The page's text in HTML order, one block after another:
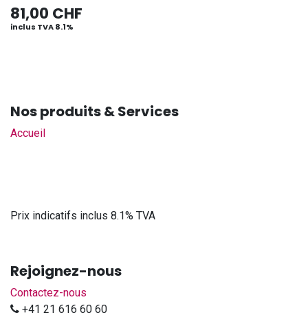
81,00 CHF
inclus TVA 8.1%
Nos produits & Services
Accueil
Prix indicatifs inclus 8.1% TVA
Rejoignez-nous
Contactez-nous
+41 21 616 60 60